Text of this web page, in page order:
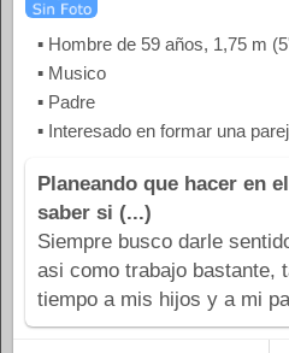
▪ Hombre de 59 años, 1,75 m
▪ Musico
▪ Padre
▪ Interesado en formar una
Planeando que hacer en
saber si (...)
Siempre busco darle
asi como trabajo bastante,
tiempo a mis hijos y a mi